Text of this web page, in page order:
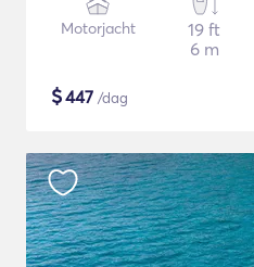
Motorjacht
19 ft
6 m
$447 /dag